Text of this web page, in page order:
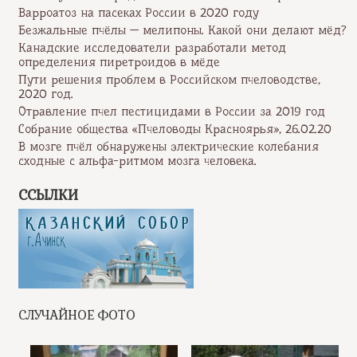
Варроатоз на пасеках России в 2020 году
Безжальные пчёлы — мелипоны. Какой они делают мёд?
Канадские исследователи разработали метод
определения пиретроидов в мёде
Пути решения проблем в Российском пчеловодстве,
2020 год.
Отравление пчел пестицидами в России за 2019 год
Собрание общества «Пчеловоды Красноярья», 26.02.20
В мозге пчёл обнаружены электрические колебания
сходные с альфа-ритмом мозга человека.
ССЫЛКИ
СЛУЧАЙНОЕ ФОТО